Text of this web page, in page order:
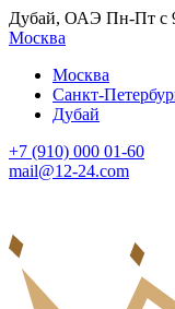
Дубай, ОАЭ Пн-Пт с
Москва
Москва
Санкт-
Дубай
+7 (910) 000 01-60
mail@12-24.com